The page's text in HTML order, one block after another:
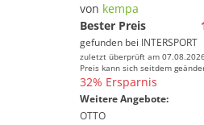
von kempa
Bester Preis
gefunden bei INTERSPORT
zuletzt überprüft am
Preis kann sich seitdem
32% Ersparnis
Weitere Angebote:
OTTO